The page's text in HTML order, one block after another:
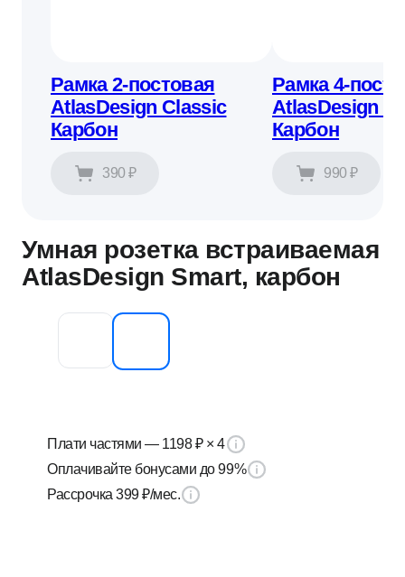
Рамка 2-постовая
AtlasDesign Classic
Карбон
390 ₽
Рамка 4-
AtlasDesign
Карбон
990 ₽
Умная розетка встраиваемая
AtlasDesign Smart, карбон
Плати частями — 1198 ₽× 4
Оплачивайте бонусами до 99%
Рассрочка399 ₽/мес.